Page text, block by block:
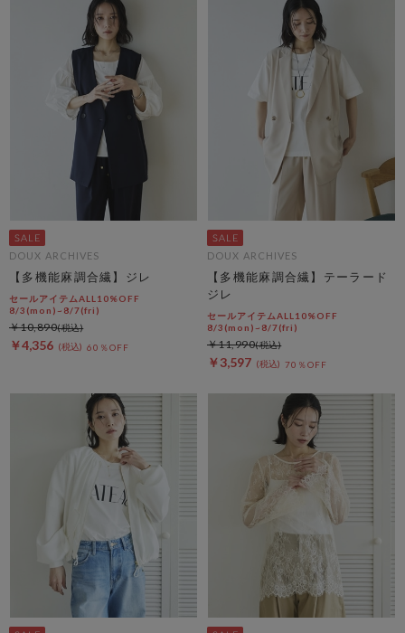
DOUX ARCHIVES
【多機能麻調合繊】ジレ
セールアイテムALL10%OFF
8/3(mon)~8/7(fri)
￥4,356 60％OFF
￥10,890
DOUX ARCHIVES
【多機能麻調合繊】テーラード
ジレ
セールアイテムALL10%OFF
8/3(mon)~8/7(fri)
￥3,597 70％OFF
￥11,990